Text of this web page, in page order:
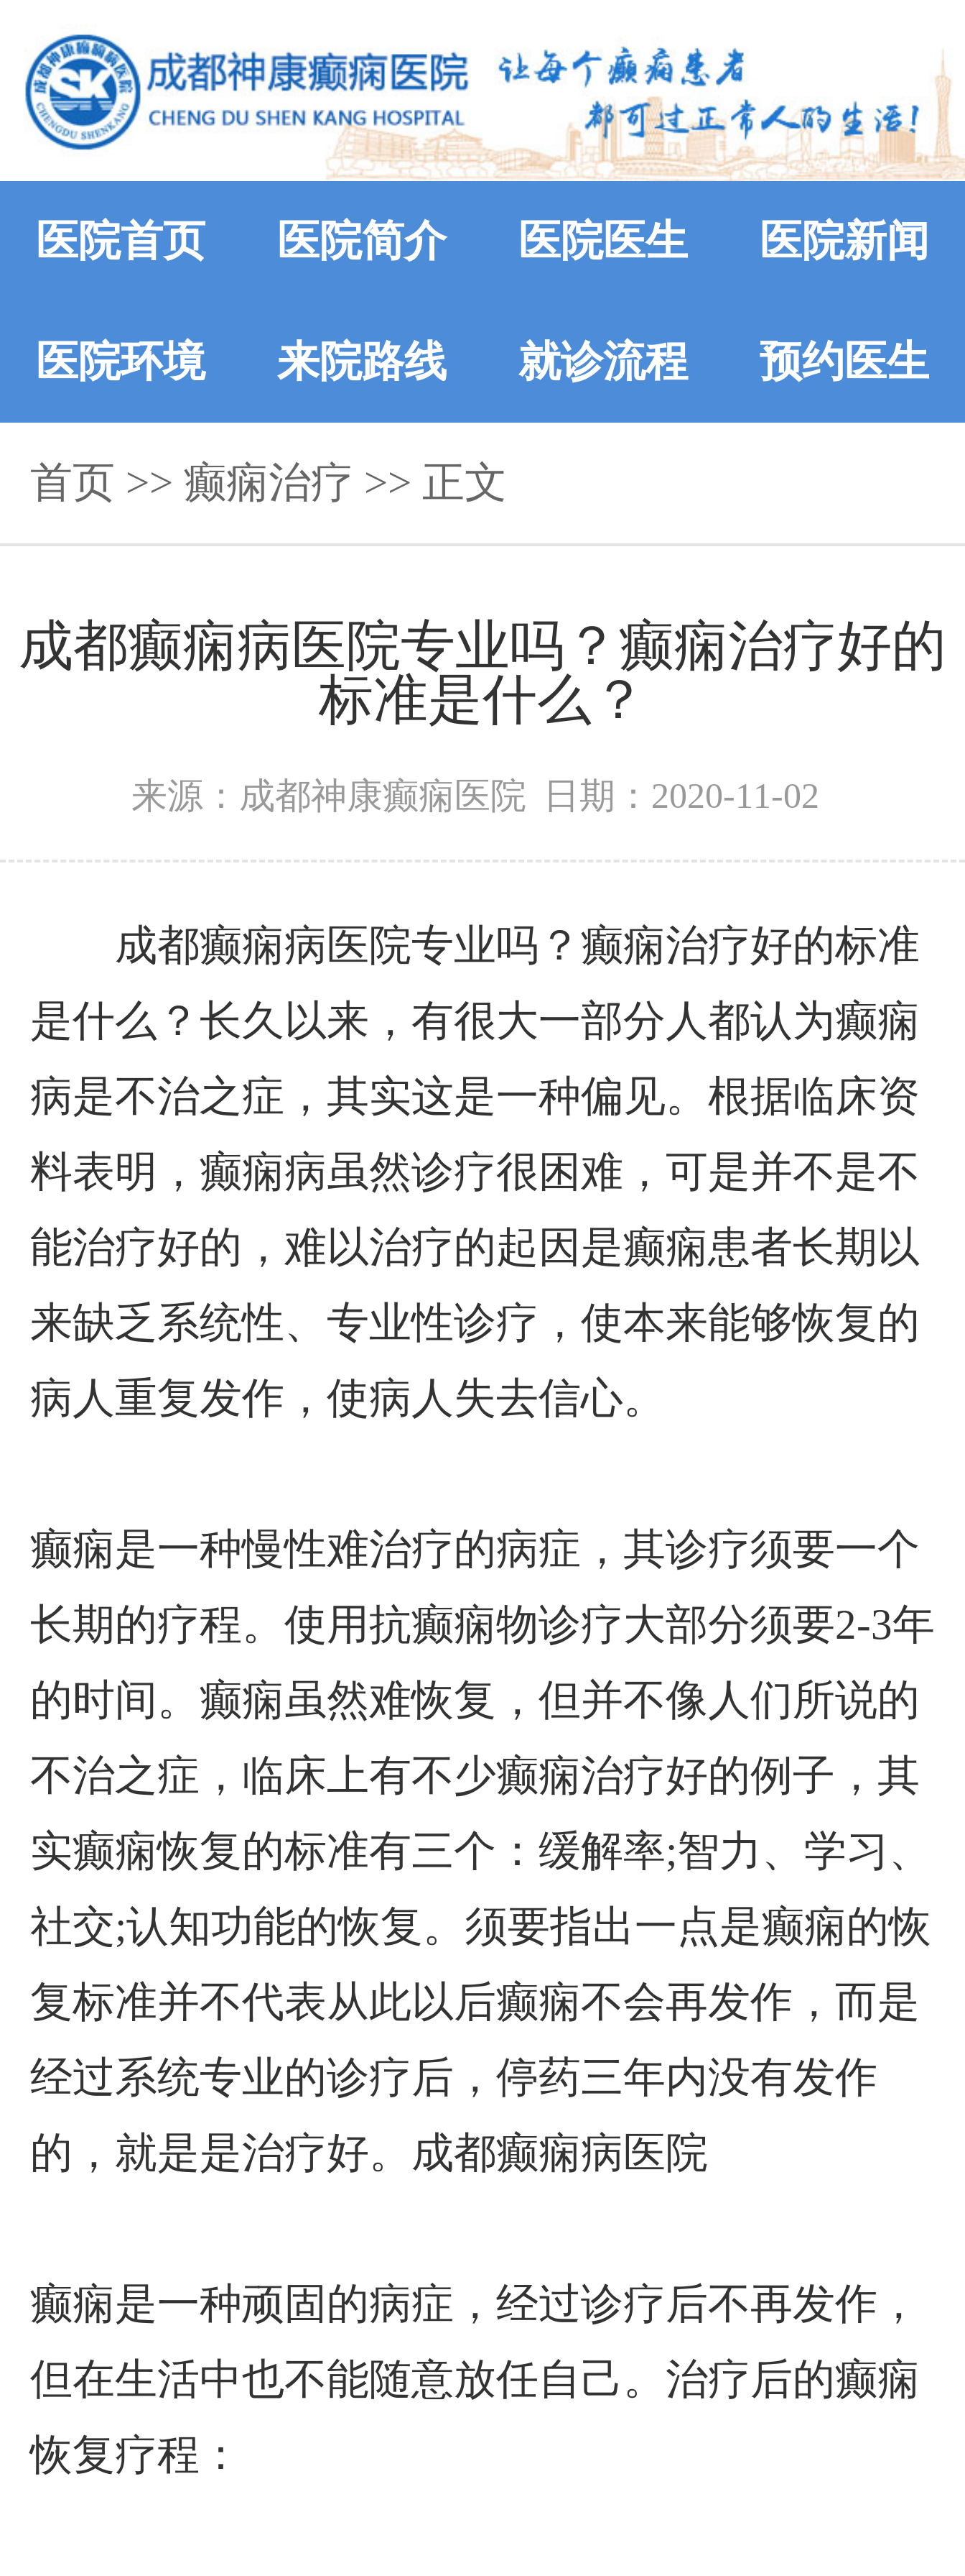
医院首页 医院简介 医院医生 医院新闻
医院环境 来院路线 就诊流程 预约医生
首页 >> 癫痫治疗 >> 正文
成都癫痫病医院专业吗？癫痫治疗好的
标准是什么？
来源：成都神康癫痫医院 日期：2020-11-02
成都癫痫病医院专业吗？癫痫治疗好的标准
是什么？长久以来，有很大一部分人都认为癫痫
病是不治之症，其实这是一种偏见。根据临床资
料表明，癫痫病虽然诊疗很困难，可是并不是不
能治疗好的，难以治疗的起因是癫痫患者长期以
来缺乏系统性、专业性诊疗，使本来能够恢复的
病人重复发作，使病人失去信心。
癫痫是一种慢性难治疗的病症，其诊疗须要一个
长期的疗程。使用抗癫痫物诊疗大部分须要2-3年
的时间。癫痫虽然难恢复，但并不像人们所说的
不治之症，临床上有不少癫痫治疗好的例子，其
实癫痫恢复的标准有三个：缓解率;智力、学习、
社交;认知功能的恢复。须要指出一点是癫痫的恢
复标准并不代表从此以后癫痫不会再发作，而是
经过系统专业的诊疗后，停药三年内没有发作
的，就是是治疗好。 成都癫痫病医院
癫痫是一种顽固的病症，经过诊疗后不再发作，
但在生活中也不能随意放任自己。治疗后的癫痫
恢复疗程：